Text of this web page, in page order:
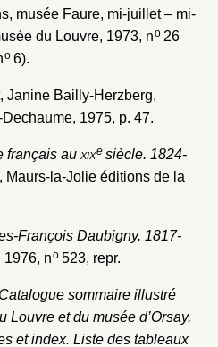
musée Faure, mi-juillet – mi-
du Louvre, 1973, no26
o6).
Janine Bailly-Herzberg,
1975, p. 47.
français au xixesiècle. 1824-
, Maurs-la-Jolie éditions de la
François Daubigny. 1817-
1976, no523, repr.
Catalogue sommaire illustré
Louvre et du musée d’Orsay.
et index. Liste des tableaux